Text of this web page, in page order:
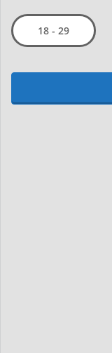
18 - 29